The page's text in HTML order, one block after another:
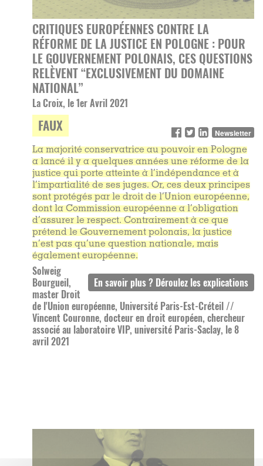
CRITIQUES EUROPÉENNES CONTRE LA
RÉFORME DE LA JUSTICE EN POLOGNE : POUR
LE GOUVERNEMENT POLONAIS, CES QUESTIONS
RELÈVENT “EXCLUSIVEMENT DU DOMAINE
NATIONAL”
La Croix, le 1er Avril 2021
FAUX Newsletter
La majorité conservatrice au pouvoir en Pologne
a lancé il y a quelques années une réforme de la
justice qui porte atteinte à l’indépendance et à
l’impartialité de ses juges. Or, ces deux principes
sont protégés par le droit de l’Union européenne,
dont la Commission européenne a l’obligation
d’assurer le respect. Contrairement à ce que
prétend le Gouvernement polonais, la justice
n’est pas qu’une question nationale, mais
également européenne.
Solweig
Bourgueil,
master Droit
de l'Union européenne, Université Paris-Est-Créteil //
Vincent Couronne, docteur en droit européen, chercheur
associé au laboratoire VIP, université Paris-Saclay, le 8
avril 2021